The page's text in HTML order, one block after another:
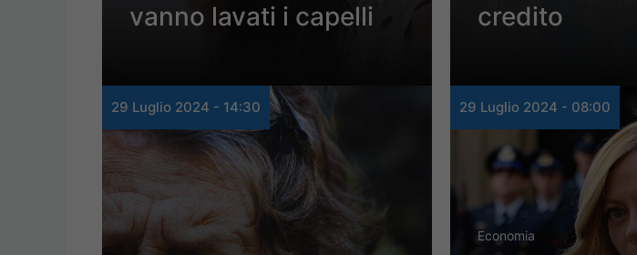
vanno lavati i capelli
credito
29 Luglio 2024 - 14:30 29 Luglio 2024 - 08:00
Economia